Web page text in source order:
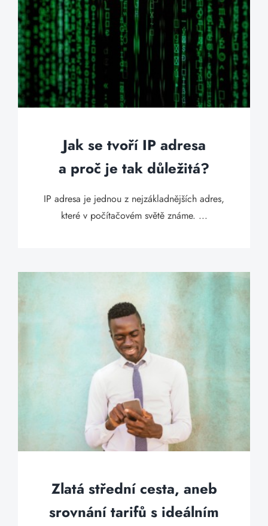
Jak se tvoří IP adresa
a proč je tak důležitá?
IP adresa je jednou z nejzákladnějších adres,
které v počítačovém světě známe. ...
Zlatá střední cesta, aneb
srovnání tarifů s ideálním